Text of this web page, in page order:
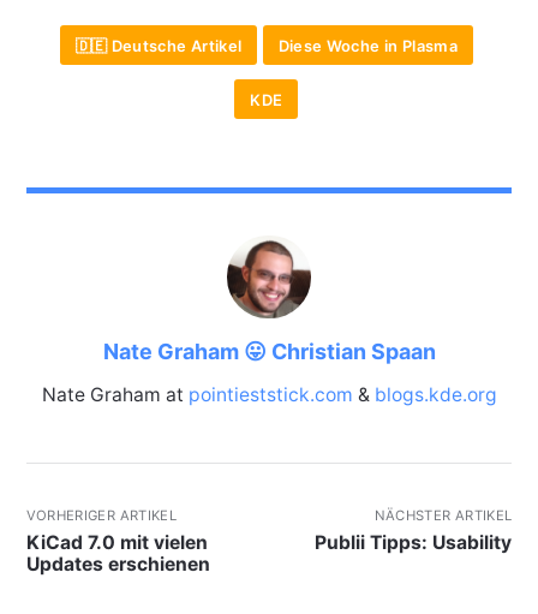
🇩🇪 Deutsche Artikel Diese Woche in Plasma
KDE
Nate Graham 😛 Christian Spaan
Nate Graham at pointieststick.com & blogs.kde.org
VORHERIGER ARTIKEL
KiCad 7.0 mit vielen
Updates erschienen
NÄCHSTER ARTIKEL
Publii Tipps: Usability